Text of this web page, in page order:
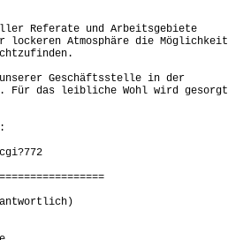
Referate und Arbeitsgebiete
Atmosphäre die Möglichkeit
Geschäftsstelle in der
Für das leibliche Wohl wird gesorgt